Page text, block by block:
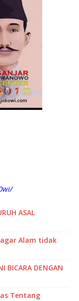
ASAL
Alam tidak
BICARA DENGAN
Tentang